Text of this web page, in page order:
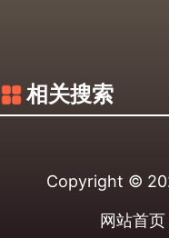
相关搜索
Copyright ©
网站首页